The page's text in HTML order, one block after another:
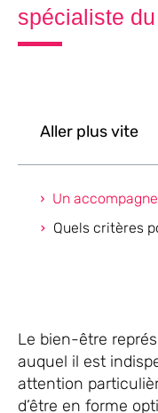
spécialiste
Aller plus vite
Le bien-être
auquel il est
attention
d’être en forme